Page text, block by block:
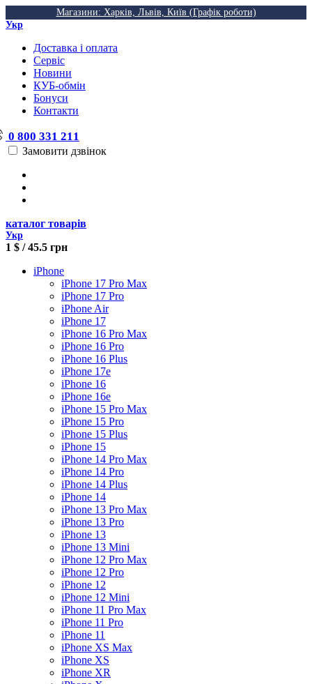
Магазини: Харків, Львів, Київ (Графік роботи)
Укр
Доставка і оплата
Сервіс
Новини
КУБ-обмін
Бонуси
Контакти
0 800 331 211
Замовити дзвінок
каталог товарів
Укр
1 $ / 45.5 грн
iPhone
iPhone 17 Pro Max
iPhone 17 Pro
iPhone Air
iPhone 17
iPhone 16 Pro Max
iPhone 16 Pro
iPhone 16 Plus
iPhone 17e
iPhone 16
iPhone 16e
iPhone 15 Pro Max
iPhone 15 Pro
iPhone 15 Plus
iPhone 15
iPhone 14 Pro Max
iPhone 14 Pro
iPhone 14 Plus
iPhone 14
iPhone 13 Pro Max
iPhone 13 Pro
iPhone 13
iPhone 13 Mini
iPhone 12 Pro Max
iPhone 12 Pro
iPhone 12
iPhone 12 Mini
iPhone 11 Pro Max
iPhone 11 Pro
iPhone 11
iPhone XS Max
iPhone XS
iPhone XR